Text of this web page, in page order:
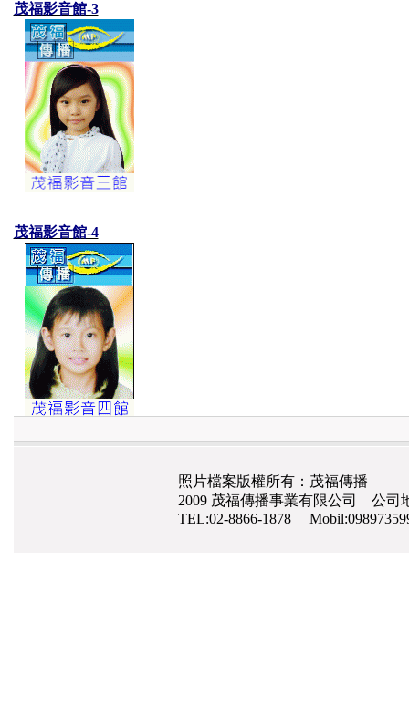
茂福影音館-3
茂福影音館-4
照片檔案版權所有：茂福傳播
2009 茂福傳播事業有限公司 公司
TEL:02-8866-1878